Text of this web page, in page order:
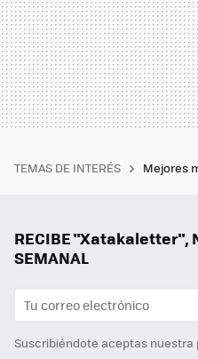
TEMAS DE INTERÉS Mejores
RECIBE "Xatakaletter",
SEMANAL
Suscribiéndote aceptas nuestra